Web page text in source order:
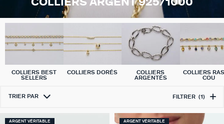
COLLIERS ARGENT 925/1000
COLLIERS BEST
SELLERS
COLLIERS DORÉS
COLLIERS
ARGENTÉS
COLLIERS
COU
TRIER PAR FILTRER (1)
ARGENT VÉRITABLE ARGENT VÉRITABLE